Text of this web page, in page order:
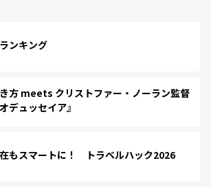
ンキング
方 meets クリストファー・ノーラン監督
デュッセイア』
もスマートに！ トラベルハック2026